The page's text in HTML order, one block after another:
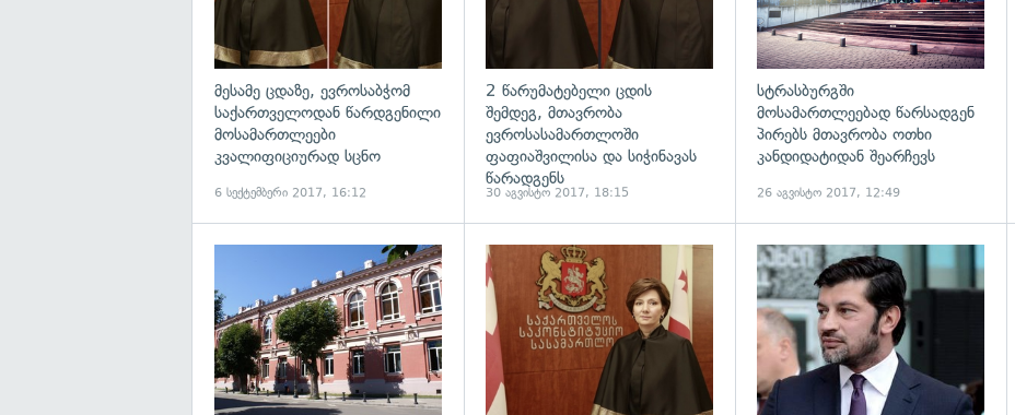
მესამე ცდაზე, ევროსაბჭომ
საქართველოდან წარდგენილი
მოსამართლეები
კვალიფიციურად სცნო
6 სექტემბერი 2017, 16:12
2 წარუმატებელი ცდის
შემდეგ, მთავრობა
ევროსასამართლოში
ფაფიაშვილისა და სიჭინავას
წარადგენს
30 აგვისტო 2017, 18:15
სტრასბურგში
მოსამართლეებად წარსადგენ
პირებს მთავრობა ოთხი
კანდიდატიდან შეარჩევს
26 აგვისტო 2017, 12:49
გადახედვა გადახედვა